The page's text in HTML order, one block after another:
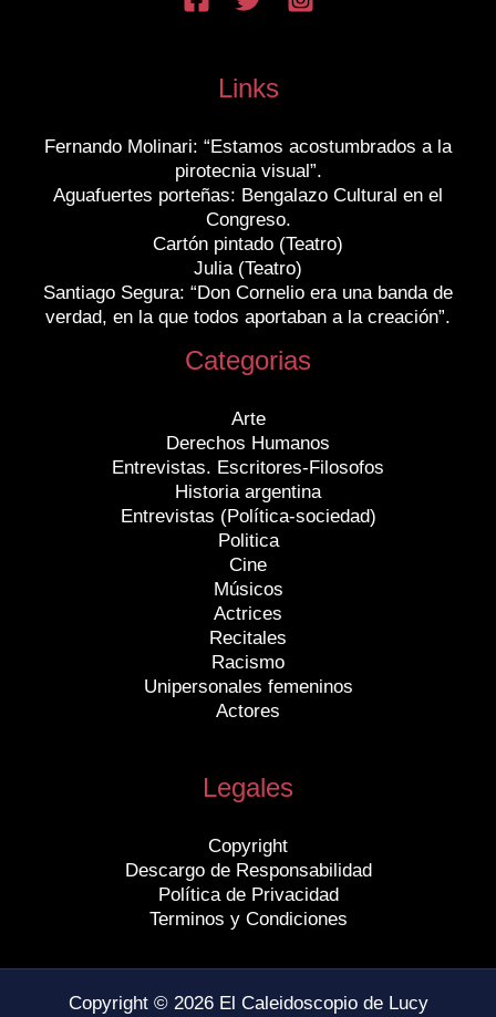
Links
Fernando Molinari: “Estamos acostumbrados a la
pirotecnia visual”.
Aguafuertes porteñas: Bengalazo Cultural en el
Congreso.
Cartón pintado (Teatro)
Julia (Teatro)
Santiago Segura: “Don Cornelio era una banda de
verdad, en la que todos aportaban a la creación”.
Categorias
Arte
Derechos Humanos
Entrevistas. Escritores-Filosofos
Historia argentina
Entrevistas (Política-sociedad)
Politica
Cine
Músicos
Actrices
Recitales
Racismo
Unipersonales femeninos
Actores
Legales
Copyright
Descargo de Responsabilidad
Política de Privacidad
Terminos y Condiciones
Copyright © 2026 El Caleidoscopio de Lucy